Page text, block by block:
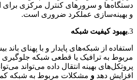
دستگاه‌ها و سرورهای کنترل مرکزی
و بهینه‌سازی عملکرد ضروری است.
3. بهبود کیفیت شبکه
استفاده از شبکه‌های پایدار و با پهنای
مربوط به ترافیک یا قطعی شبکه جلوگیری
پروتکل‌های بهینه انتقال داده می‌تواند
افزایش دهد و مشکلات مربوط به شبکه